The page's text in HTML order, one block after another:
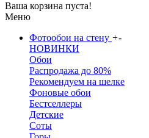
Ваша корзина пуста!
Меню
Фотообои на стену +-
НОВИНКИ
Обои
Распродажа до 80%
Рекомендуем на шелке
Фоновые обои
Бестселлеры
Детские
Соты